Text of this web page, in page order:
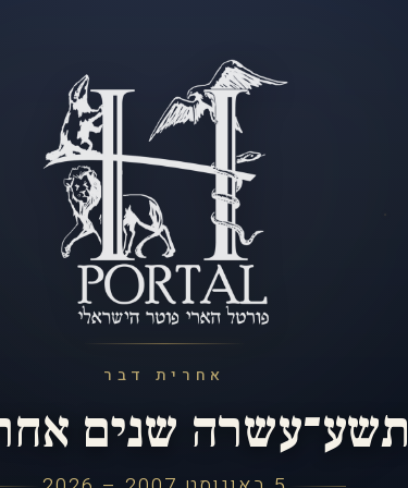
אחרית דבר
שנים